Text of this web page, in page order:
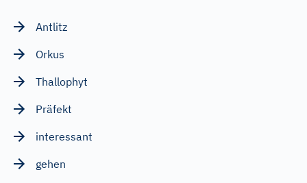
Antlitz
Orkus
Thallophyt
Präfekt
interessant
gehen